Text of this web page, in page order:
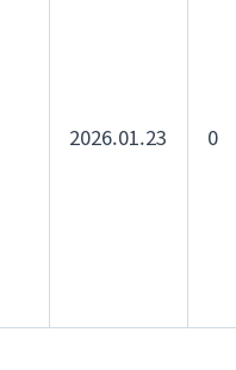
2026.01.23 0